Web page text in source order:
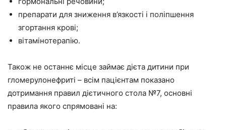
препарати для зниження в’язкості і поліпшення
згортання крові;
вітамінотерапію.
Також не останнє місце займає дієта дитини при
гломерулонефриті – всім пацієнтам показано
дотримання правил дієтичного стола №7, основні
правила якого спрямовані на: